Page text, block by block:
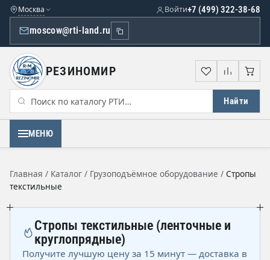
Москва
moscow@rti-land.ru
+7 (499) 322-38-68
Войти
РЕЗИНОМИР
Найти
Избранное
МЕНЮ
Главная / Каталог / Грузоподъёмное оборудование / Стропы
текстильные
Стропы текстильные (ленточные и
круглопрядные)
Получите лучшую цену за 15 минут — доставка в